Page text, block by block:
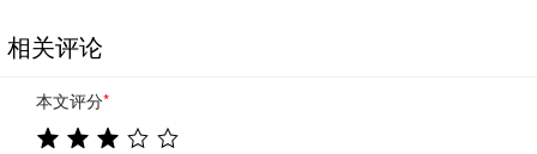
相关评论
本文评分*